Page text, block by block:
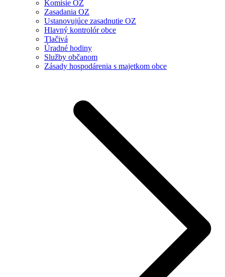
Komisie OZ
Zasadania OZ
Ustanovujúce zasadnutie OZ
Hlavný kontrolór obce
Tlačivá
Úradné hodiny
Služby občanom
Zásady hospodárenia s majetkom obce